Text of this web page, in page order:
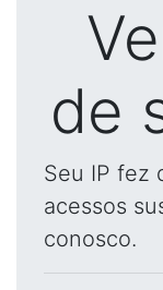
de
Seu IP fez
acessos
conosco.